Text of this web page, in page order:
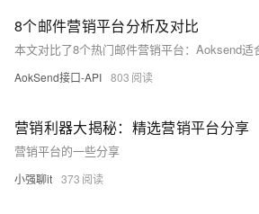
8个邮件营销平台分析及对比
AokSend接口-API 803
营销利器大揭秘：精选营销平台分享
营销平台的一些分享
小强聊it 373